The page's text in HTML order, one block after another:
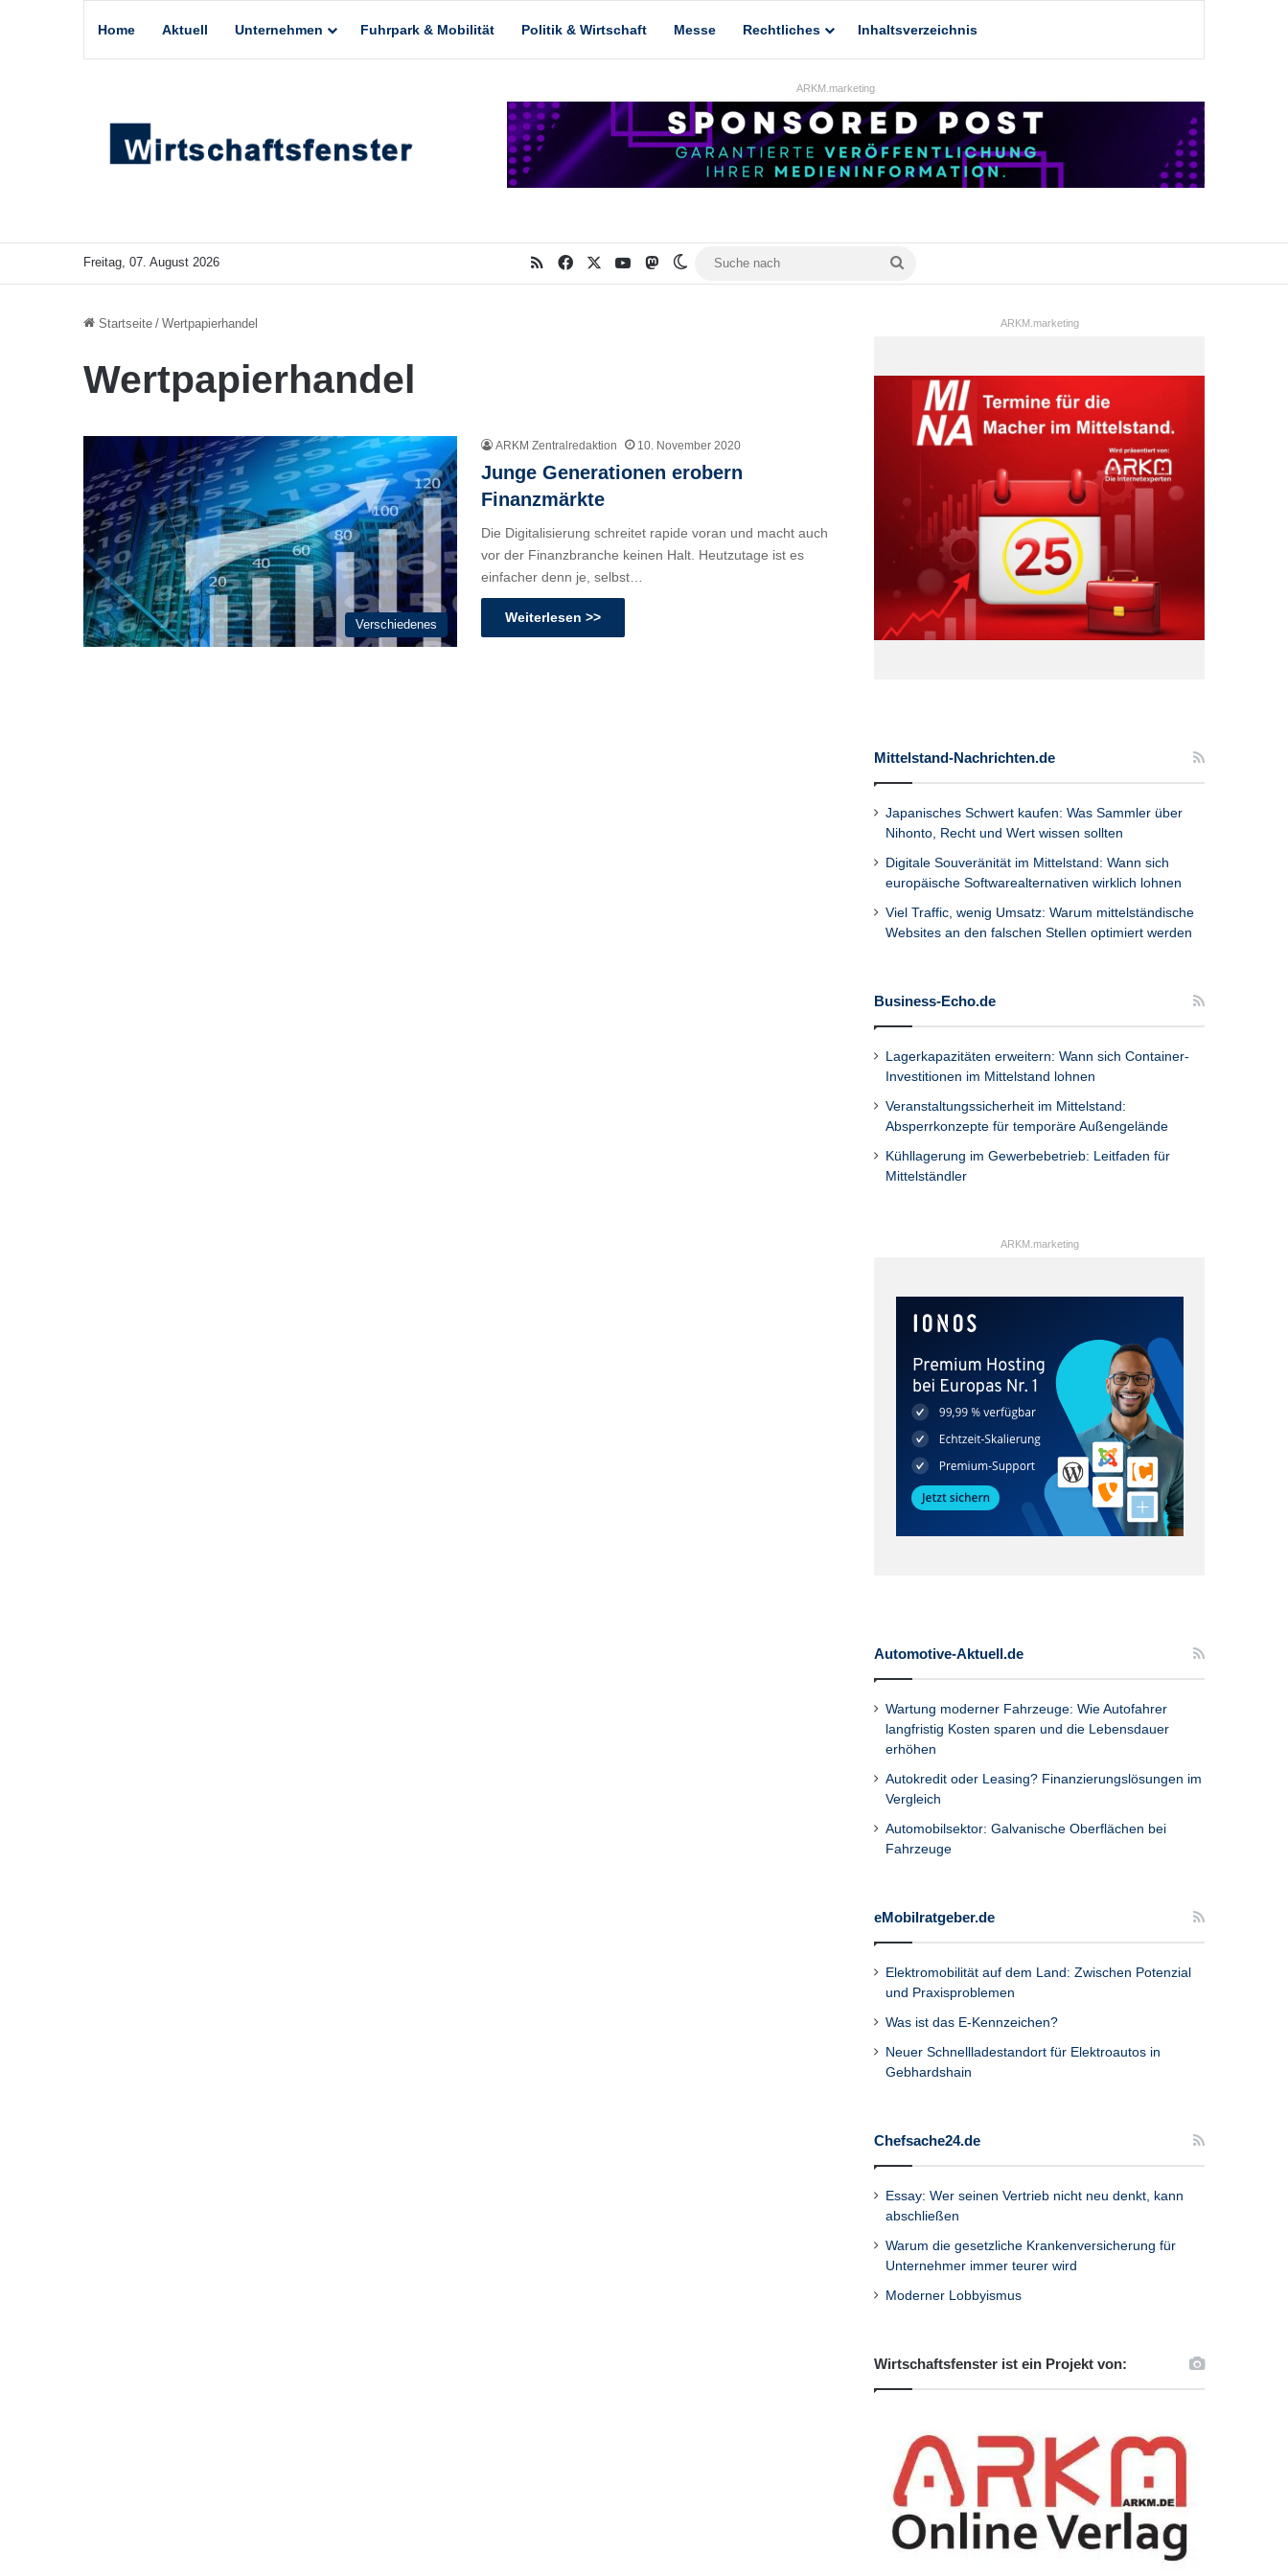
Home Aktuell Unternehmen Fuhrpark & Mobilität Politik & Wirtschaft Messe Rechtliches Inhaltsverzeichnis
ARKM.marketing
Freitag, 07. August 2026 RSS Facebook YouTubeMastodonSkin umschalten
Startseite / Wertpapierhandel
Wertpapierhandel
Verschiedenes
ARKM Zentralredaktion 10. November 2020
Junge Generationen erobern
Finanzmärkte
Die Digitalisierung schreitet rapide voran und macht auch
vor der Finanzbranche keinen Halt. Heutzutage ist es
einfacher denn je, selbst…
Weiterlesen >>
ARKM.marketing
Mittelstand-Nachrichten.de
Japanisches Schwert kaufen: Was Sammler über
Nihonto, Recht und Wert wissen sollten
Digitale Souveränität im Mittelstand: Wann sich
europäische Softwarealternativen wirklich lohnen
Viel Traffic, wenig Umsatz: Warum mittelständische
Websites an den falschen Stellen optimiert werden
Business-Echo.de
Lagerkapazitäten erweitern: Wann sich Container-
Investitionen im Mittelstand lohnen
Veranstaltungssicherheit im Mittelstand:
Absperrkonzepte für temporäre Außengelände
Kühllagerung im Gewerbebetrieb: Leitfaden für
Mittelständler
ARKM.marketing
Automotive-Aktuell.de
Wartung moderner Fahrzeuge: Wie Autofahrer
langfristig Kosten sparen und die Lebensdauer
erhöhen
Autokredit oder Leasing? Finanzierungslösungen im
Vergleich
Automobilsektor: Galvanische Oberflächen bei
Fahrzeuge
eMobilratgeber.de
Elektromobilität auf dem Land: Zwischen Potenzial
und Praxisproblemen
Was ist das E-Kennzeichen?
Neuer Schnellladestandort für Elektroautos in
Gebhardshain
Chefsache24.de
Essay: Wer seinen Vertrieb nicht neu denkt, kann
abschließen
Warum die gesetzliche Krankenversicherung für
Unternehmer immer teurer wird
Moderner Lobbyismus
Wirtschaftsfenster ist ein Projekt von: